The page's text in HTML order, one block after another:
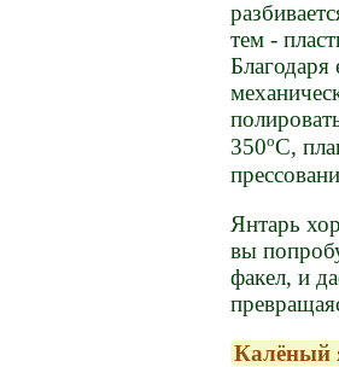
тем -
350оС,
Янтарь
вы
факел, и
Калёный